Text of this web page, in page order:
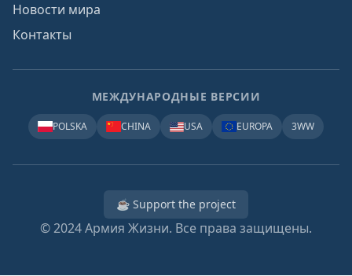
Новости мира
Контакты
МЕЖДУНАРОДНЫЕ ВЕРСИИ
POLSKA CHINA USA EUROPA 3WW
☕ Support the project
© 2024Армия Жизни. Все права защищены.